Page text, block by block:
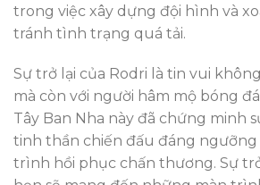
trong việc xây dựng đội hình và
tránh tình trạng quá tải.
Sự trở lại của Rodri là tin vui
mà còn với người hâm mộ bóng
Tây Ban Nha này đã chứng minh
tinh thần chiến đấu đáng
trình hồi phục chấn thương. Sự